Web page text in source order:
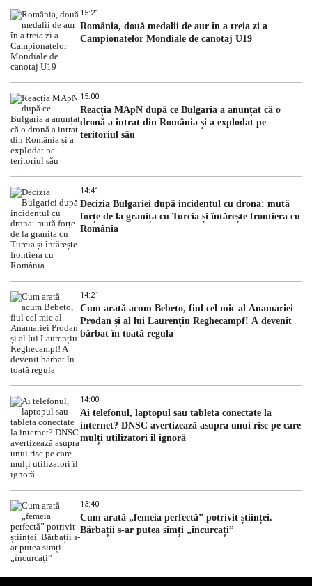
15:21
România, două medalii de aur în a treia zi a
Campionatelor Mondiale de canotaj U19
15:00
Reacția MApN după ce Bulgaria a anunțat că o
dronă a intrat din România și a explodat pe
teritoriul său
14:41
Decizia Bulgariei după incidentul cu drona: mută
forțe de la granița cu Turcia și întărește frontiera cu
România
14:21
Cum arată acum Bebeto, fiul cel mic al Anamariei
Prodan și al lui Laurențiu Reghecampf! A devenit
bărbat în toată regula
14:00
Ai telefonul, laptopul sau tableta conectate la
internet? DNSC avertizează asupra unui risc pe care
mulți utilizatori îl ignoră
13:40
Cum arată „femeia perfectă” potrivit științei.
Bărbații s-ar putea simți „încurcați”